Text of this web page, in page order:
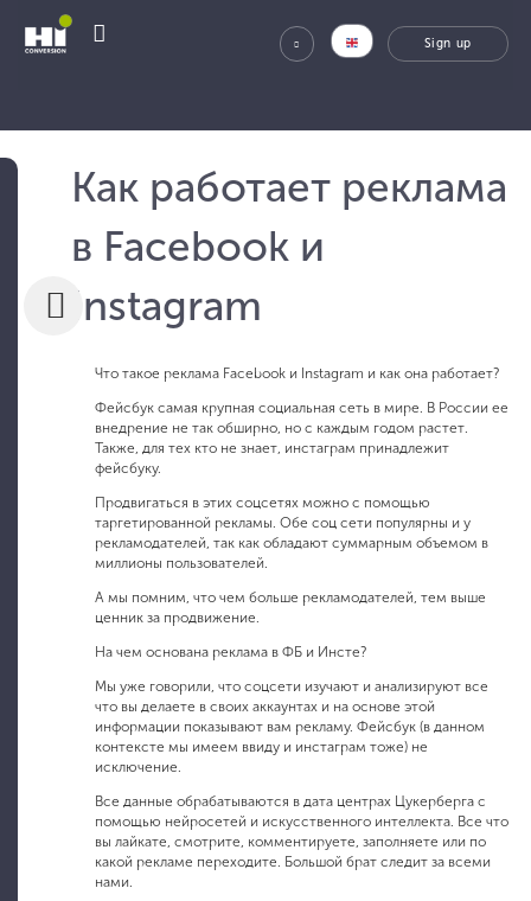
Как работает реклама
в Facebook и
Instagram
Что такое реклама Facebook и Instagram и как она работает?
Фейсбук самая крупная социальная сеть в мире. В России ее
внедрение не так обширно, но с каждым годом растет.
Также, для тех кто не знает, инстаграм принадлежит
фейсбуку.
Продвигаться в этих соцсетях можно с помощью
таргетированной рекламы. Обе соц сети популярны и у
рекламодателей, так как обладают суммарным объемом в
миллионы пользователей.
А мы помним, что чем больше рекламодателей, тем выше
ценник за продвижение.
На чем основана реклама в ФБ и Инсте?
Мы уже говорили, что соцсети изучают и анализируют все
что вы делаете в своих аккаунтах и на основе этой
информации показывают вам рекламу. Фейсбук (в данном
контексте мы имеем ввиду и инстаграм тоже) не
исключение.
Все данные обрабатываются в дата центрах Цукерберга с
помощью нейросетей и искусственного интеллекта. Все что
вы лайкате, смотрите, комментируете, заполняете или по
какой рекламе переходите. Большой брат следит за всеми
нами.